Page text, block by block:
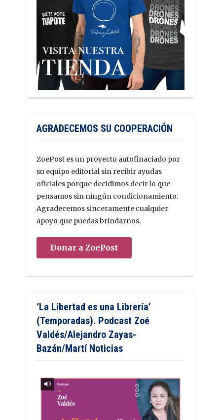
AGRADECEMOS SU COOPERACIÓN
ZoePost es un proyecto autofinaciado por
su equipo editorial sin recibir ayudas
oficiales porque decidimos decir lo que
pensamos sin ningún condicionamiento.
Agradecemos sinceramente cualquier
apoyo que puedas brindarnos.
Donar a ZoePost
‘La Libertad es una Librería’
(Temporadas). Podcast Zoé
Valdés/Alejandro Zayas-
Bazán/Martí Noticias